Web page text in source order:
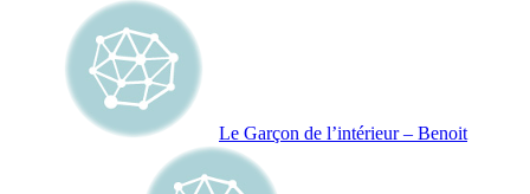
Le Garçon de l’intérieur – Benoit